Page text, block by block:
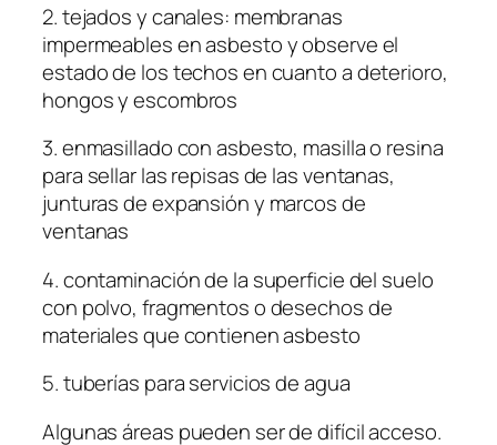
2. tejados y canales: membranas
impermeables en asbesto y observe el
estado de los techos en cuanto a deterioro,
hongos y escombros
3. enmasillado con asbesto, masilla o resina
para sellar las repisas de las ventanas,
junturas de expansión y marcos de
ventanas
4. contaminación de la superficie del suelo
con polvo, fragmentos o desechos de
materiales que contienen asbesto
5. tuberías para servicios de agua
Algunas áreas pueden ser de difícil acceso.